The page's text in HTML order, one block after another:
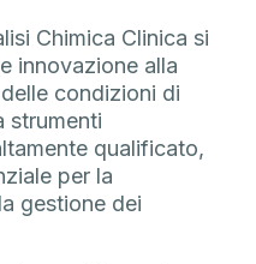
Chimica Clinica si
innovazione alla
condizioni di
strumenti
qualificato,
per la
gestione dei